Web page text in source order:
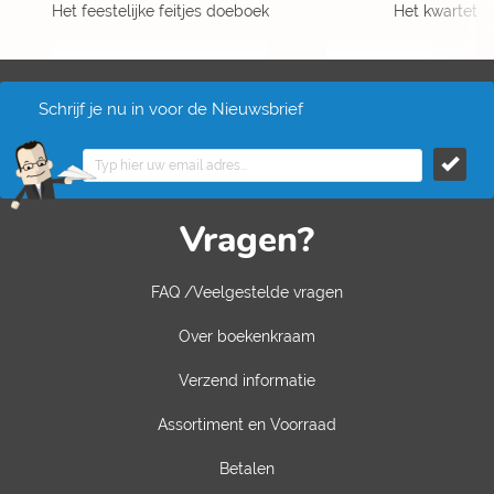
Het feestelijke feitjes doeboek Het kwartet
Schrijf je nu in voor de Nieuwsbrief
Vragen?
FAQ /Veelgestelde vragen
Over boekenkraam
Verzend informatie
Assortiment en Voorraad
Betalen